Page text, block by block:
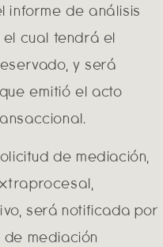
informe de análisis
cual tendrá el
y será
emitió el acto
de mediación,
será notificada por
mediación